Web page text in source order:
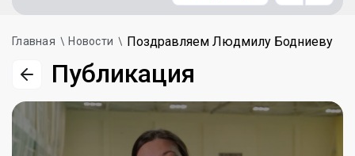
Главная Новости Поздравляем Людмилу Бодниеву
Публикация